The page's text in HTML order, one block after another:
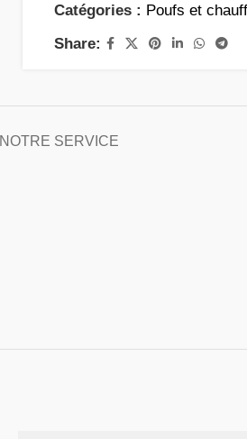
Catégories : Poufs et
Share:
NOTRE SERVICE